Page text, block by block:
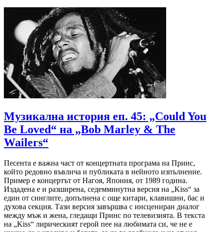
Музикална история еп. 45: „Could You
Be Loved“ на „Bob Marley & The
Wailers“
Песента е важна част от концертната програма на Принс,
който редовно въвлича и публиката в нейното изпълнение.
Пример е концертът от Нагоя, Япония, от 1989 година.
Издадена е и разширена, седемминутна версия на „Kiss“ за
един от синглите, допълнена с още китари, клавишни, бас и
духова секция. Тази версия завършва с инсцениран диалог
между мъж и жена, гледащи Принс по телевизията. В текста
на „Kiss“ лирическият герой пее на любимата си, че не е